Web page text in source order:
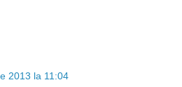
2013 la 11:04